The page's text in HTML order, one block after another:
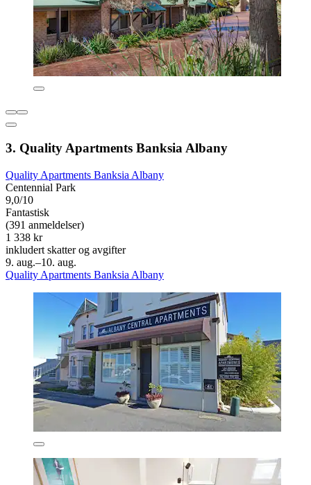
3. Quality Apartments Banksia Albany
Quality Apartments Banksia Albany
Centennial Park
9,0/10
Fantastisk
(391 anmeldelser)
1 338 kr
inkludert skatter og avgifter
9. aug.–10. aug.
Quality Apartments Banksia Albany